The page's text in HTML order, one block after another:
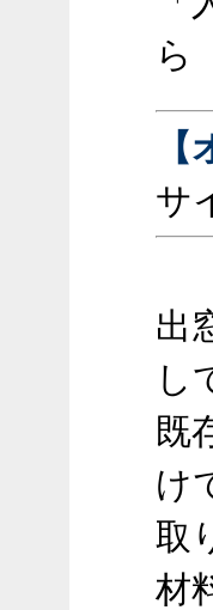
ら
サ
出
し
既
け
取
材